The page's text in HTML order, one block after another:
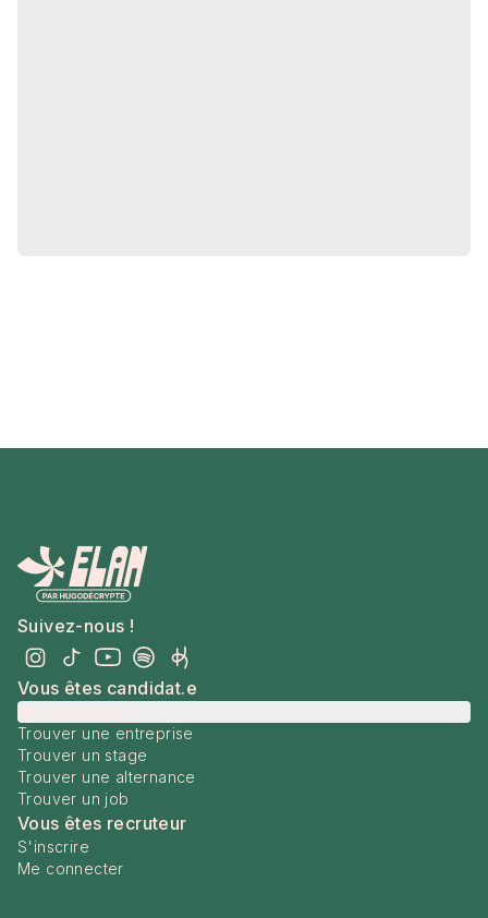
Suivez-nous !
Vous êtes candidat.e
Trouver une entreprise
Trouver un stage
Trouver une alternance
Trouver un job
Vous êtes recruteur
S'inscrire
Me connecter